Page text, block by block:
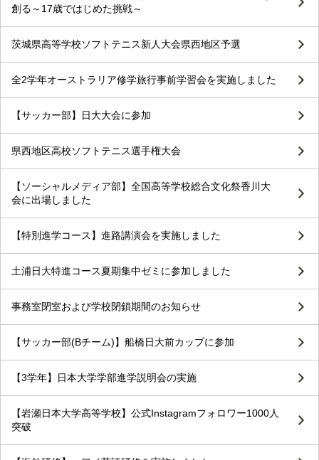
創る～17歳ではじめた挑戦～
茨城県高等学校ソフトテニス新人大会県西地区予選
全2学年オーストラリア修学旅行事前学習会を実施しました
【サッカー部】日大大会に参加
県西地区高校ソフトテニス選手権大会
【ソーシャルメディア部】全国高等学校総合文化祭香川大
会に出場しました
【特別進学コース】進路講演会を実施しました
土浦日大特進コース夏期集中ゼミに参加しました
事務室閉室および学校閉鎖期間のお知らせ
【サッカー部(Bチーム)】船橋日大前カップに参加
【3学年】日本大学学部進学説明会の実施
【岩瀬日本大学高等学校】公式Instagramフォロワー1000人
突破